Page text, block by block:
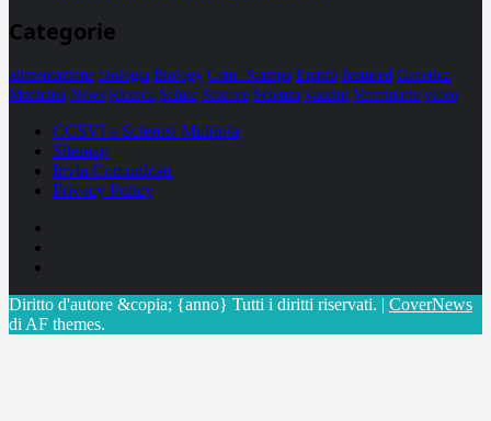
Categorie
alimentazione biologia Biology Com. Stampa Epatiti featured Genetica
Medicina News Ricerca Salute Science Scienza vaccini Veterinaria video
CCSVI e Sclerosi Multipla
Sitemap
Invia Comunicati
Privacy Policy
Diritto d'autore &copia; {anno} Tutti i diritti riservati. | CoverNews
di AF themes.